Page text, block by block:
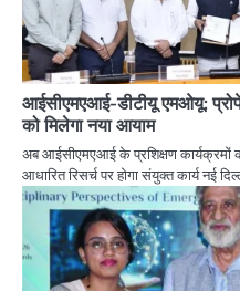
आईसीएमएआई-डीटीयू एमओयू:
को मिलेगा नया आयाम
अब आईसीएमएआई के प्रशिक्षण कार्यक्रमों
आधारित रिसर्च पर होगा संयुक्त कार्य नई